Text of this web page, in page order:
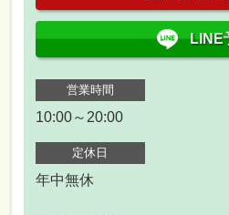
LINE
営業時間
10:00～20:00
定休日
年中無休